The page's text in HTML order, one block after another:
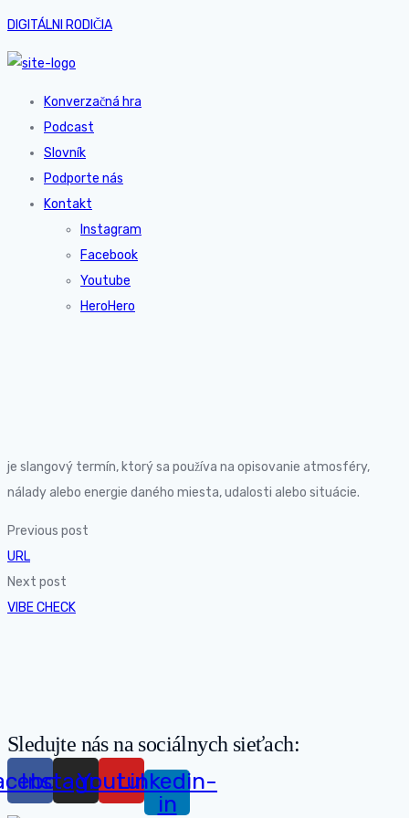
DIGITÁLNI RODIČIA
Konverzačná hra
Podcast
Slovník
Podporte nás
Kontakt
Instagram
Facebook
Youtube
HeroHero
je slangový termín, ktorý sa používa na opisovanie atmosféry,
nálady alebo energie daného miesta, udalosti alebo situácie.
Previous post
URL
Next post
VIBE CHECK
Sledujte nás na sociálnych sieťach:
Instagram
Youtube
Linkedin-
in